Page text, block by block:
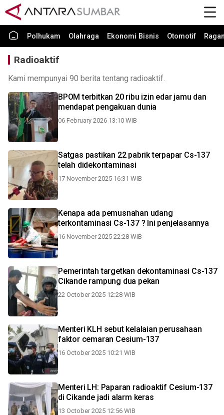
Polhukam Olahraga Ekonomi Bisnis Otomotif
Radioaktif
Kami mempunyai 90 berita tentang radioaktif.
BPOM terbitkan 20 ribu izin edar jamu dan
mendapat pengakuan dunia
06 February 2026 13:10 WIB
Satgas pastikan 22 pabrik terpapar Cs-137
telah didekontaminasi
17 November 2025 16:31 WIB
Kenapa ada pemusnahan udang
terkontaminasi Cs-137 ? Ini penjelasannya
16 November 2025 22:28 WIB
Pemerintah targetkan dekontaminasi Cs-137
Cikande rampung dua pekan
22 October 2025 12:28 WIB
Menteri KLH sebut kelalaian perusahaan
faktor cemaran Cesium-137
16 October 2025 10:21 WIB
Menteri LH: Paparan radioaktif Cesium-137
di Cikande jadi alarm keras
13 October 2025 12:56 WIB